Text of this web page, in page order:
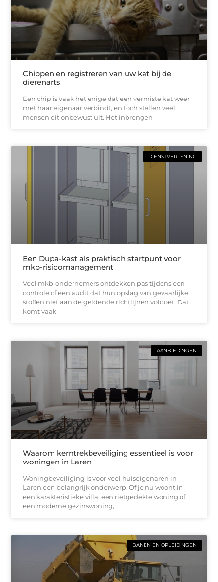
Chippen en registreren van uw kat bij de
dierenarts
Een chip is vaak het enige dat een vermiste kat weer
met haar eigenaar verbindt, en toch stellen veel
mensen dit onbewust uit. Het inbrengen
DIENSTVERLENING
Een Dupa-kast als praktisch startpunt voor
mkb-risicomanagement
Veel mkb-ondernemers ontdekken pas tijdens een
controle of een audit dat hun opslag van gevaarlijke
stoffen niet aan de geldende richtlijnen voldoet. Dat
komt vaak
AANBIEDINGEN
Waarom kerntrekbeveiliging essentieel is voor
woningen in Laren
Woningbeveiliging is voor veel huiseigenaren in
Laren een belangrijk onderwerp. Of je nu woont in
een karakteristieke villa, een rietgedekte woning of
een moderne gezinswoning,
BANEN EN OPLEIDINGEN